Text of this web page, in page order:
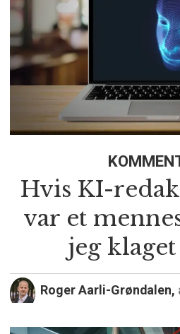
Hvis KI-
var et
jeg
Roger Aarli-Grøndalen,